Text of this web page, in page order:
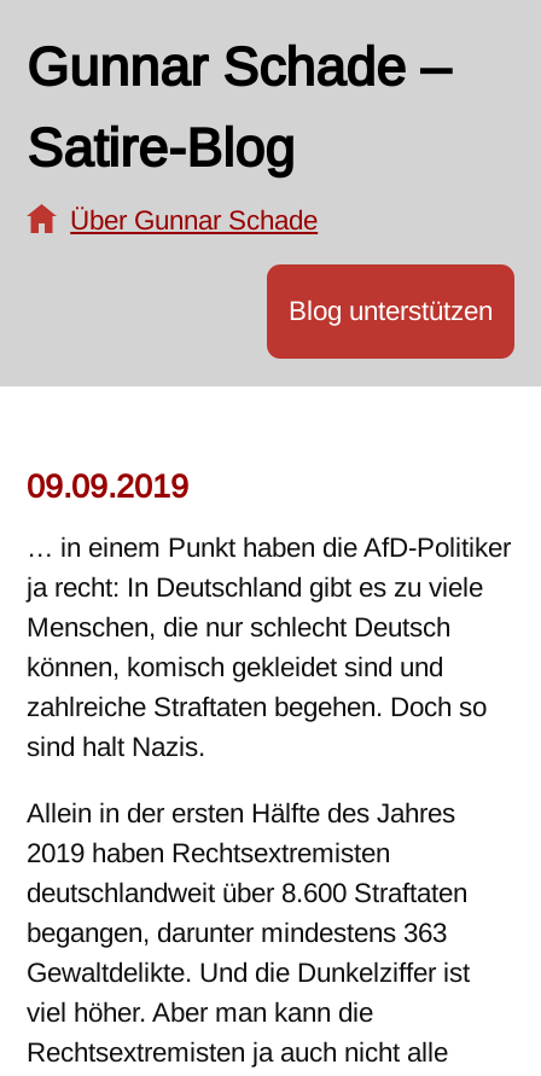
Gunnar Schade –
Satire-Blog
Über Gunnar Schade
Blog unterstützen
09.09.2019
… in einem Punkt haben die AfD-Politiker
ja recht: In Deutschland gibt es zu viele
Menschen, die nur schlecht Deutsch
können, komisch gekleidet sind und
zahlreiche Straftaten begehen. Doch so
sind halt Nazis.
Allein in der ersten Hälfte des Jahres
2019 haben Rechtsextremisten
deutschlandweit über 8.600 Straftaten
begangen, darunter mindestens 363
Gewaltdelikte. Und die Dunkelziffer ist
viel höher. Aber man kann die
Rechtsextremisten ja auch nicht alle